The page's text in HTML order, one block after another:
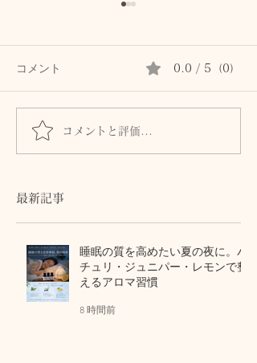
自力ケアの「死角」を紐
解く
コメント 0.0 / 5（0）
コメントと評価...
最新記事
睡眠の質を高めたい夏の夜に。パ
チュリ・ジュニパー・レモンで整
えるアロマ習慣
8 時間前